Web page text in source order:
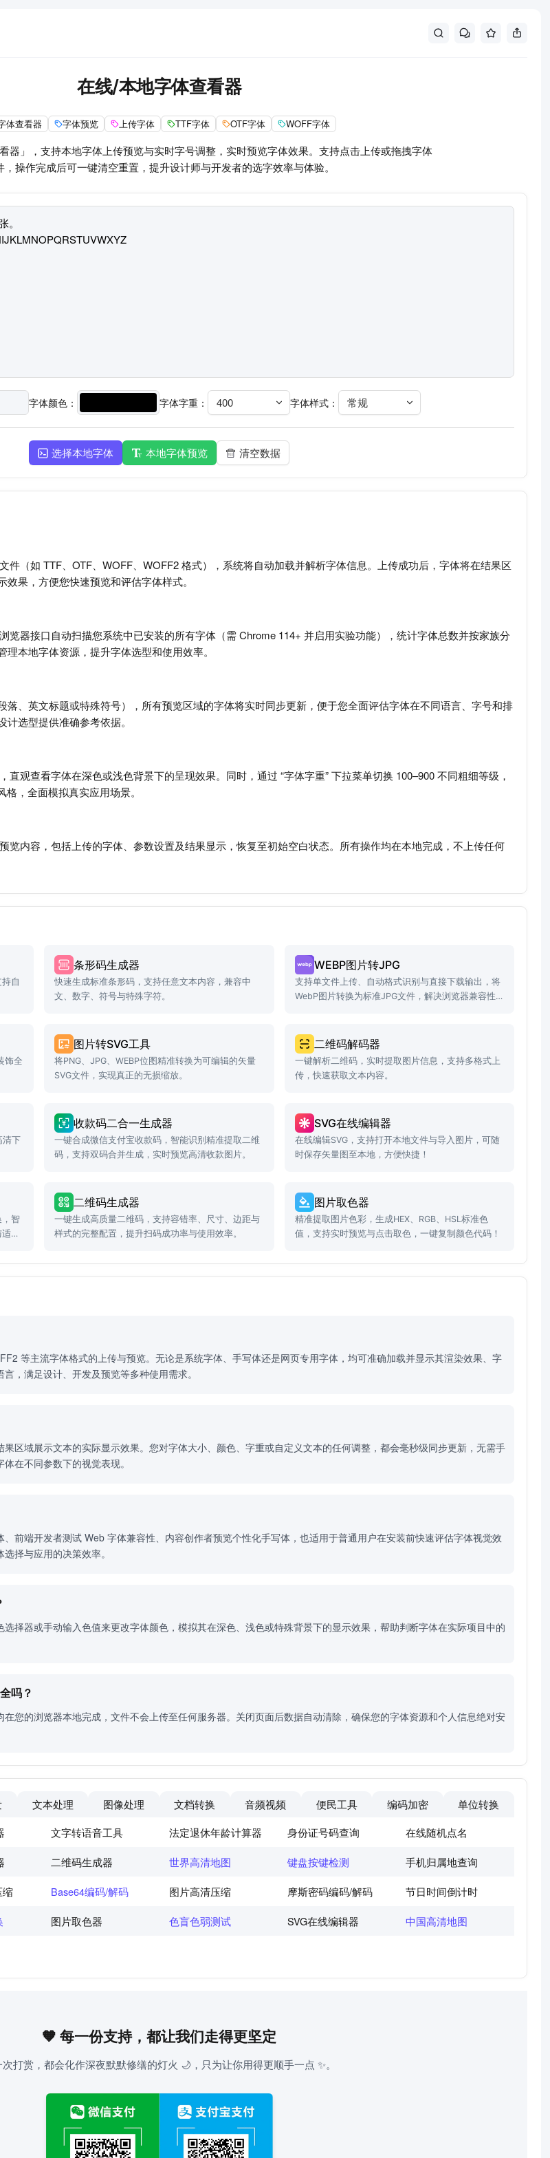
在线/本地字体查看器
体查看器 字体预览 上传字体 TTF字体 OTF字体 WOFF字体
器」，支持本地字体上传预览与实时字号调整，实时预览字体效果。支持点击上传或拖拽字体
，操作完成后可一键清空重置，提升设计师与开发者的选字效率与体验。
字体颜色： 字体字重： 400 字体样式： 常规
选择本地字体 本地字体预览 清空数据
件（如 TTF、OTF、WOFF、WOFF2 格式），系统将自动加载并解析字体信息。上传成功后，字体将在结果区
果，方便您快速预览和评估字体样式。
览器接口自动扫描您系统中已安装的所有字体（需 Chrome 114+ 并启用实验功能），统计字体总数并按家族分
本地字体资源，提升字体选型和使用效率。
落、英文标题或特殊符号），所有预览区域的字体将实时同步更新，便于您全面评估字体在不同语言、字号和排
选型提供准确参考依据。
直观查看字体在深色或浅色背景下的呈现效果。同时，通过 “字体字重” 下拉菜单切换 100–900 不同粗细等级，
，全面模拟真实应用场景。
览内容，包括上传的字体、参数设置及结果显示，恢复至初始空白状态。所有操作均在本地完成，不上传任何
自
条形码生成器
快速生成标准条形码，支持任意文本内容，兼容中
文、数字、符号与特殊字符。
WEBP图片转JPG
支持单文件上传、自动格式识别与直接下载输出，将
WebP图片转换为标准JPG文件，解决浏览器兼容性
饰全
图片转SVG工具
将PNG、JPG、WEBP位图精准转换为可编辑的矢量
SVG文件，实现真正的无损缩放。
二维码解码器
一键解析二维码，实时提取图片信息，支持多格式上
传，快速获取文本内容。
清下
收款码二合一生成器
一键合成微信支付宝收款码，智能识别精准提取二维
码，支持双码合并生成，实时预览高清收款图片。
SVG在线编辑器
在线编辑SVG，支持打开本地文件与导入图片，可随
时保存矢量图至本地，方便快捷！
，智
配
二维码生成器
一键生成高质量二维码，支持容错率、尺寸、边距与
样式的完整配置，提升扫码成功率与使用效率。
图片取色器
精准提取图片色彩，生成HEX、RGB、HSL标准色
值，支持实时预览与点击取色，一键复制颜色代码！
等主流字体格式的上传与预览。无论是系统字体、手写体还是网页专用字体，均可准确加载并显示其渲染效果、字
，满足设计、开发及预览等多种使用需求。
区域展示文本的实际显示效果。您对字体大小、颜色、字重或自定义文本的任何调整，都会毫秒级同步更新，无需手
在不同参数下的视觉表现。
前端开发者测试 Web 字体兼容性、内容创作者预览个性化手写体，也适用于普通用户在安装前快速评估字体视觉效
择与应用的决策效率。
择器或手动输入色值来更改字体颜色，模拟其在深色、浅色或特殊背景下的显示效果，帮助判断字体在实际项目中的
吗？
您的浏览器本地完成，文件不会上传至任何服务器。关闭页面后数据自动清除，确保您的字体资源和个人信息绝对安
文本处理 图像处理 文档转换 音频视频 便民工具 编码加密
单位转换
文字转语音工具 法定退休年龄计算器 身份证号码查询 在线随机点名
二维码生成器 世界高清地图 键盘按键检测 手机归属地查询
缩 Base64编码/解码 图片高清压缩 摩斯密码编码/解码 节日时间倒计时
图片取色器 色盲色弱测试 SVG在线编辑器 中国高清地图
🧡 每一份支持，都让我们走得更坚定
打赏，都会化作深夜默默修缮的灯火 🌙，只为让你用得更顺手一点 ✨。